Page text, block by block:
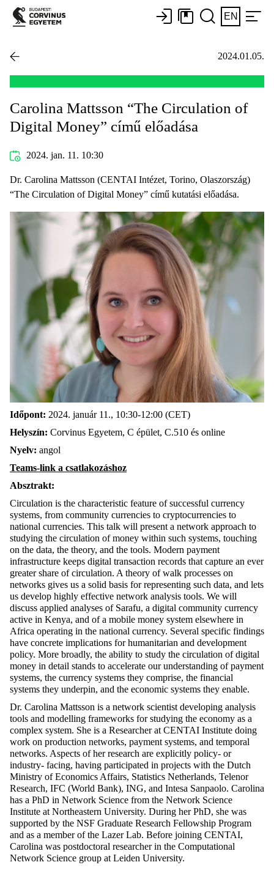
EN
2024.01.05.
Carolina Mattsson “The Circulation of
Digital Money” című előadása
2024. jan. 11. 10:30
Dr. Carolina Mattsson (CENTAI Intézet, Torino, Olaszország)
“The Circulation of Digital Money” című kutatási előadása.
Időpont: 2024. január 11., 10:30-12:00 (CET)
Helyszín: Corvinus Egyetem, C épület, C.510 és online
Nyelv: angol
Teams-link a csatlakozáshoz
Absztrakt:
Circulation is the characteristic feature of successful currency
systems, from community currencies to cryptocurrencies to
national currencies. This talk will present a network approach to
studying the circulation of money within such systems, touching
on the data, the theory, and the tools. Modern payment
infrastructure keeps digital transaction records that capture an ever
greater share of circulation. A theory of walk processes on
networks gives us a solid basis for representing such data, and lets
us develop highly effective network analysis tools. We will
discuss applied analyses of Sarafu, a digital community currency
active in Kenya, and of a mobile money system elsewhere in
Africa operating in the national currency. Several specific findings
have concrete implications for humanitarian and development
policy. More broadly, the ability to study the circulation of digital
money in detail stands to accelerate our understanding of payment
systems, the currency systems they comprise, the financial
systems they underpin, and the economic systems they enable.
Dr. Carolina Mattsson is a network scientist developing analysis
tools and modelling frameworks for studying the economy as a
complex system. She is a Researcher at CENTAI Institute doing
work on production networks, payment systems, and temporal
networks. Aspects of her research are explicitly policy- or
industry- facing, having participated in projects with the Dutch
Ministry of Economics Affairs, Statistics Netherlands, Telenor
Research, IFC (World Bank), ING, and Intesa Sanpaolo. Carolina
has a PhD in Network Science from the Network Science
Institute at Northeastern University. During her PhD, she was
supported by the NSF Graduate Research Fellowship Program
and as a member of the Lazer Lab. Before joining CENTAI,
Carolina was postdoctoral researcher in the Computational
Network Science group at Leiden University.